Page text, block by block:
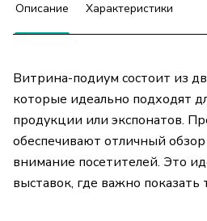
Описание Характеристики
Витрина-подиум состоит из
которые идеально подходят
продукции или экспонатов.
обеспечивают отличный
внимание посетителей. Это
выставок, где важно показать